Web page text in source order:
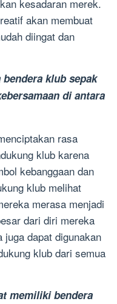
kesadaran merek.
akan membuat
diingat dan
klub sepak
di antara
rasa
klub karena
kebanggaan dan
klub melihat
merasa menjadi
dari diri mereka
dapat digunakan
klub dari semua
memiliki bendera